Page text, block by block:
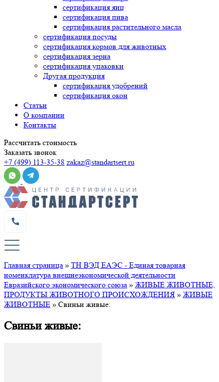
сертификация яиц
сертификация пива
сертификация растительного масла
сертификация посуды
сертификация кормов для животных
сертификация зерна
сертификация упаковки
Другая продукция
сертификация удобрений
сертификация окон
Статьи
О компании
Контакты
Рассчитать стоимость
Заказать звонок
+7 (499) 113-35-38 zakaz@standartsert.ru
Главная страница » ТН ВЭД ЕАЭС - Единая товарная
номенклатура внешнеэкономической деятельности
Евразийского экономического союза » ЖИВЫЕ ЖИВОТНЫЕ,
ПРОДУКТЫ ЖИВОТНОГО ПРОИСХОЖДЕНИЯ » ЖИВЫЕ
ЖИВОТНЫЕ » Свиньи живые:
Свиньи живые: